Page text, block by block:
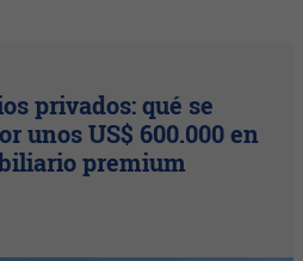
privados: qué se
unos US$ 600.000 en
premium